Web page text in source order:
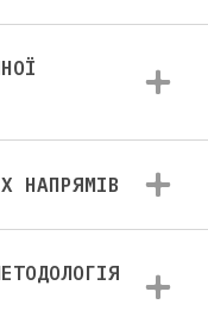
НАПРЯМІВ